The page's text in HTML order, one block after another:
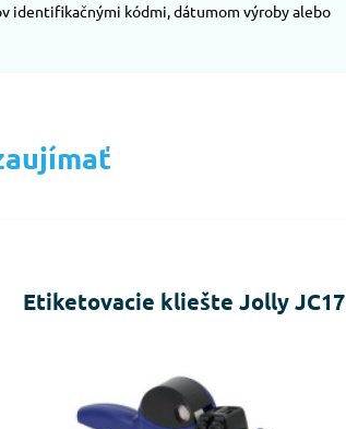
identifikačnými kódmi, dátumom výroby alebo
Etiketovacie kliešte Jolly JC17